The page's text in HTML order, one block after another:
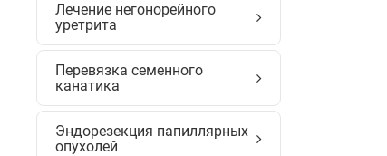
Лечение негонорейного
уретрита
Перевязка семенного
канатика
Эндорезекция папиллярных
опухолей